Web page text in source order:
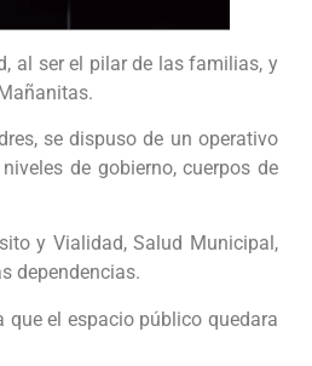
al ser el pilar de las familias, y
se dispuso de un operativo
de gobierno, cuerpos de
y Vialidad, Salud Municipal,
dependencias.
el espacio público quedara